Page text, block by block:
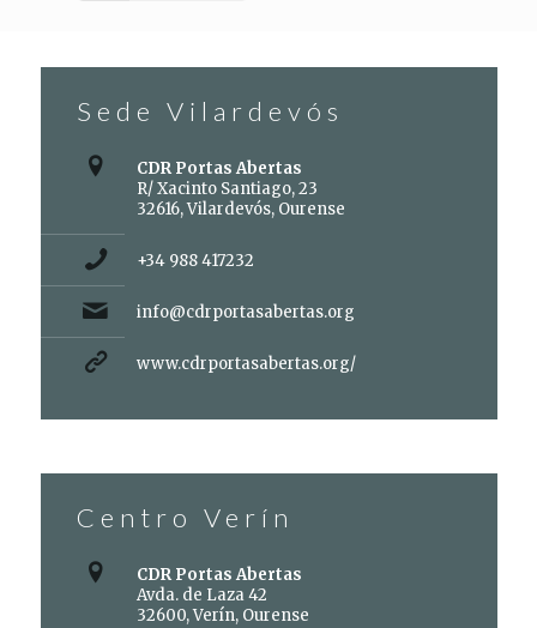
Sede Vilardevós
CDR Portas Abertas
R/ Xacinto Santiago, 23
32616, Vilardevós, Ourense
+34 988 417232
info@cdrportasabertas.org
www.cdrportasabertas.org/
Centro Verín
CDR Portas Abertas
Avda. de Laza 42
32600, Verín, Ourense